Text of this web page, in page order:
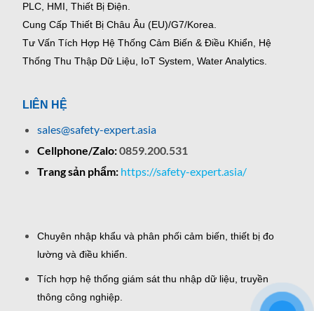
PLC, HMI, Thiết Bị Điện.
Cung Cấp Thiết Bị Châu Âu (EU)/G7/Korea.
Tư Vấn Tích Hợp Hệ Thống Cảm Biến & Điều Khiển, Hệ
Thống Thu Thập Dữ Liệu, IoT System, Water Analytics.
LIÊN HỆ
sales@safety-expert.asia
Cellphone/Zalo:0859.200.531
Trang sản phẩm: https://safety-expert.asia/
Chuyên nhập khẩu và phân phối cảm biến, thiết bị đo
lường và điều khiển.
Tích hợp hệ thống giám sát thu nhập dữ liệu, truyền
thông công nghiệp.